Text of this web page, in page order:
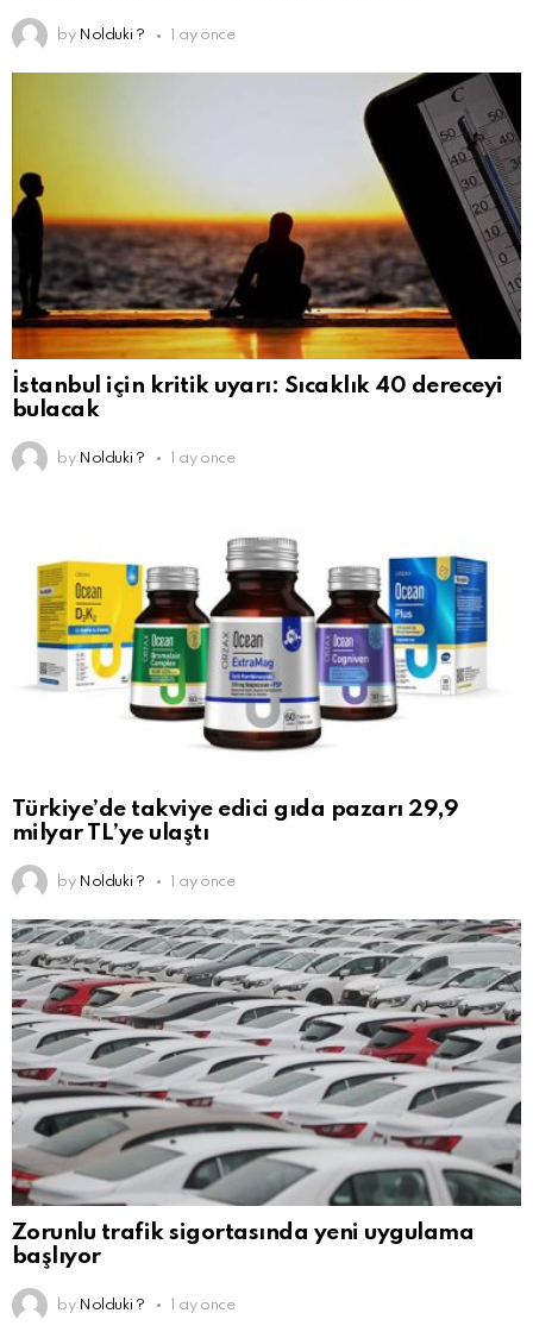
by Nolduki ? 1 ay önce
İstanbul için kritik uyarı: Sıcaklık 40 dereceyi
bulacak
by Nolduki ? 1 ay önce
Türkiye’de takviye edici gıda pazarı 29,9
milyar TL’ye ulaştı
by Nolduki ? 1 ay önce
Zorunlu trafik sigortasında yeni uygulama
başlıyor
by Nolduki ? 1 ay önce